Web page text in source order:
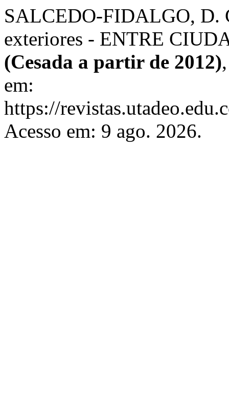
SALCEDO-FIDALGO, D.
exteriores - ENTRE
(Cesada a partir de 2012)
em:
https://
Acesso em: 9 ago. 2026.